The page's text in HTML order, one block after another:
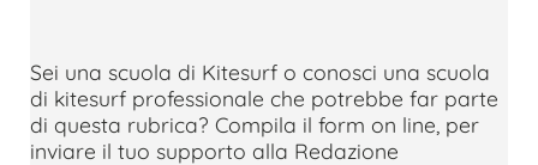
Sei una scuola di Kitesurf o conosci una scuola
di kitesurf professionale che potrebbe far parte
di questa rubrica? Compila il form on line, per
inviare il tuo supporto alla Redazione